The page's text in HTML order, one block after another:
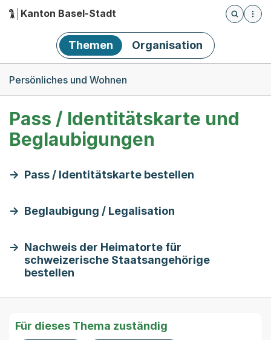
Hauptnavigation
Kanton Basel-Stadt
Öffnet
Themen Organisation
Persönliches und Wohnen
Pass / Identitätskarte und
Beglaubigungen
Pass / Identitätskarte bestellen
Beglaubigung / Legalisation
Nachweis der Heimatorte für
schweizerische Staatsangehörige
bestellen
Für dieses Thema zuständig